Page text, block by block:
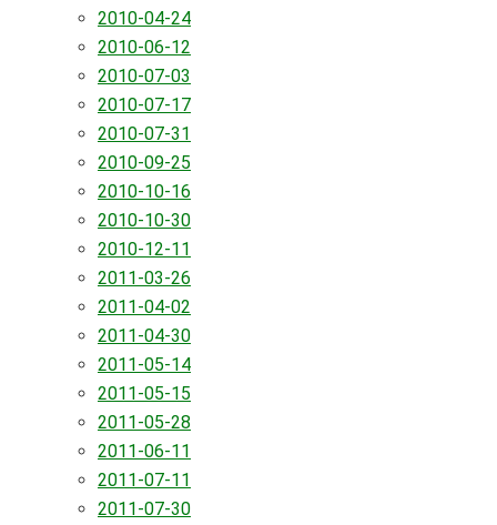
2010-04-24
2010-06-12
2010-07-03
2010-07-17
2010-07-31
2010-09-25
2010-10-16
2010-10-30
2010-12-11
2011-03-26
2011-04-02
2011-04-30
2011-05-14
2011-05-15
2011-05-28
2011-06-11
2011-07-11
2011-07-30